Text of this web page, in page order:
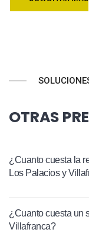
OTRAS
¿Cuanto cuesta la
Los Palacios y
¿Cuanto cuesta un
Villafranca?